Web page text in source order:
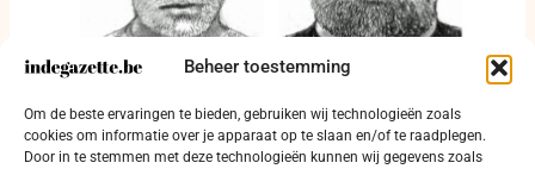
Beheer toestemming
Om de beste ervaringen te bieden, gebruiken wij technologieën zoals
cookies om informatie over je apparaat op te slaan en/of te raadplegen.
Door in te stemmen met deze technologieën kunnen wij gegevens zoals
Twee verdachten gezocht na afpersing en
brandstichting in Samrée
3 augustus 2026